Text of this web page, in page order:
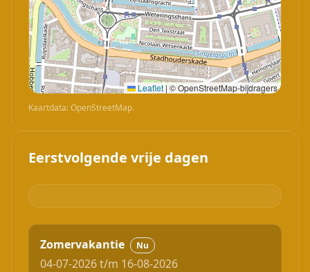
Leaflet | © OpenStreetMap-bijdragers
Kaartdata: OpenStreetMap.
Eerstvolgende vrije dagen
Zomervakantie Nu
04-07-2026 t/m 16-08-2026